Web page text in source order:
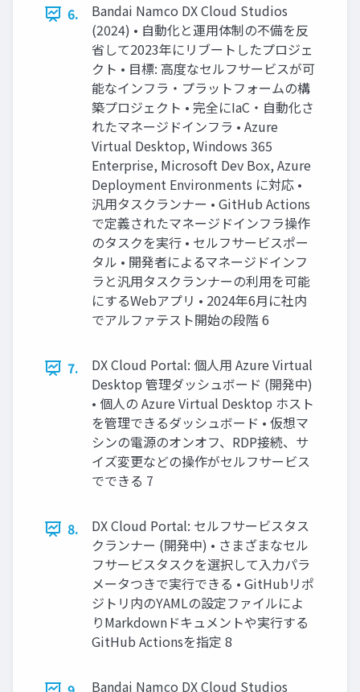
6.
Bandai Namco DX Cloud Studios
(2024) • 自動化と運用体制の不備を反
省して2023年にリブートしたプロジェ
クト • 目標: 高度なセルフサービスが可
能なインフラ・プラットフォームの構
築プロジェクト • 完全にIaC・自動化さ
れたマネージドインフラ • Azure
Virtual Desktop, Windows 365
Enterprise, Microsoft Dev Box, Azure
Deployment Environments に対応 •
汎用タスクランナー • GitHub Actions
で定義されたマネージドインフラ操作
のタスクを実行 • セルフサービスポー
タル • 開発者によるマネージドインフ
ラと汎用タスクランナーの利用を可能
にするWebアプリ • 2024年6月に社内
でアルファテスト開始の段階 6
7.
DX Cloud Portal: 個人用 Azure Virtual
Desktop 管理ダッシュボード (開発中)
• 個人の Azure Virtual Desktop ホスト
を管理できるダッシュボード • 仮想マ
シンの電源のオンオフ、RDP接続、サ
イズ変更などの操作がセルフサービス
でできる 7
8.
DX Cloud Portal: セルフサービスタス
クランナー (開発中) • さまざまなセル
フサービスタスクを選択して入力パラ
メータつきで実行できる • GitHubリポ
ジトリ内のYAMLの設定ファイルによ
りMarkdownドキュメントや実行する
GitHub Actionsを指定 8
Bandai Namco DX Cloud Studios